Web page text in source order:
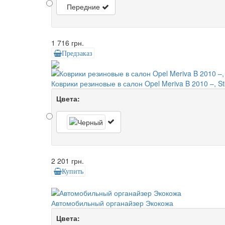
Передние
1 716 грн.
Предзаказ
Коврики резиновые в салон Opel Meriva B 2010 –,
Цвета:
2 201 грн.
Купить
Автомобильный органайзер Экокожа
Цвета: